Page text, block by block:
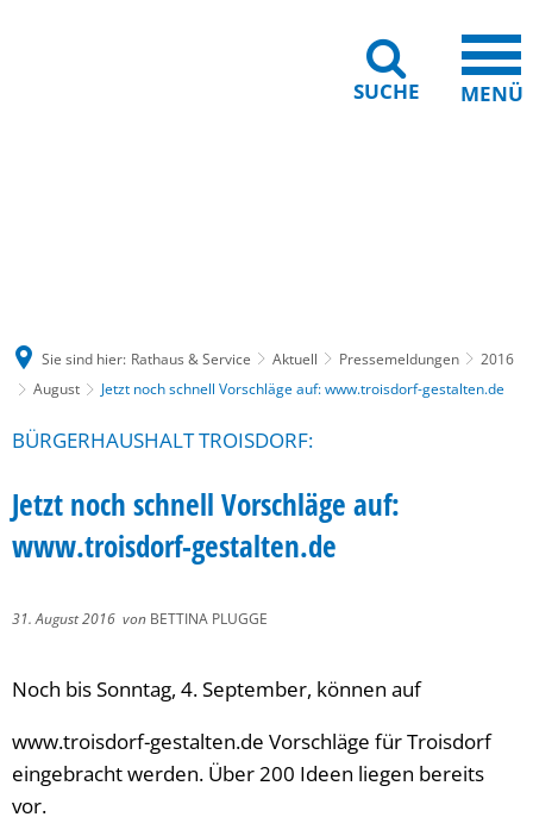
SUCHE MENÜ
Sie sind hier: Rathaus & Service Aktuell Pressemeldungen
2016
August
Jetzt noch schnell Vorschläge auf: www.troisdorf-gestalten.de
BÜRGERHAUSHALT TROISDORF:
Jetzt noch schnell Vorschläge auf:
www.troisdorf-gestalten.de
31. August 2016 von BETTINA PLUGGE
Noch bis Sonntag, 4. September, können auf
www.troisdorf-gestalten.de Vorschläge für Troisdorf
eingebracht werden. Über 200 Ideen liegen bereits
vor.